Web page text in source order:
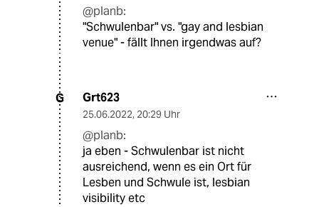
@planb:
"Schwulenbar" vs. "gay and lesbian
venue" - fällt Ihnen irgendwas auf?
G Grt623
25.06.2022, 20:29 Uhr
@planb:
ja eben - Schwulenbar ist nicht
ausreichend, wenn es ein Ort für
Lesben und Schwule ist, lesbian
visibility etc